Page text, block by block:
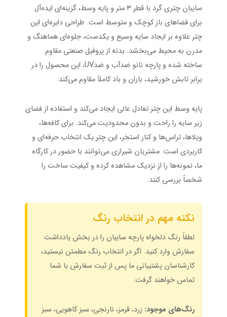
سایبان چتری گرد با قطر ۳ متر و پایه وسط، گزینه‌ای ایده‌آل
برای فضاهای باز کوچک و متوسط است. طراحی دایره‌ای این
چتر علاوه بر ایجاد سایه وسیع و یکدست، جلوه‌ای هماهنگ و
مدرن به محیط می‌بخشد. بدنه از پروفیل صنعتی مقاوم
ساخته شده و پارچه نانو ضدآب و ضدUV، این محصول را در
برابر تابش خورشید، باران و باد کاملاً مقاوم می‌کند.
پایه وسط این چتر تعادل عالی ایجاد می‌کند و استفاده از فضای
زیر سایه را راحت و بدون محدودیت می‌کند. برای کافه‌ها،
ویلاها، تراس‌ها و کنار استخر، این چتر یک انتخاب حرفه‌ای و
کاربردی است. مشتریان شیرازی می‌توانند با حضور در کارگاه
ما، نمونه‌ها را از نزدیک مشاهده کرده و کیفیت ساخت را
شخصاً بررسی کنند.
نکته مهم در انتخاب رنگ
لطفاً رنگ دلخواه پارچه سایبان را در بخش یادداشت
سفارش وارد کنید. اگر در انتخاب رنگ مطمئن نیستید،
کارشناسان پشتیبانی ما پس از ثبت سفارش با شما
تماس خواهند گرفت.
رنگ‌های موجود: زرد، قرمز، نارنجی، سبز کاهویی، سبز